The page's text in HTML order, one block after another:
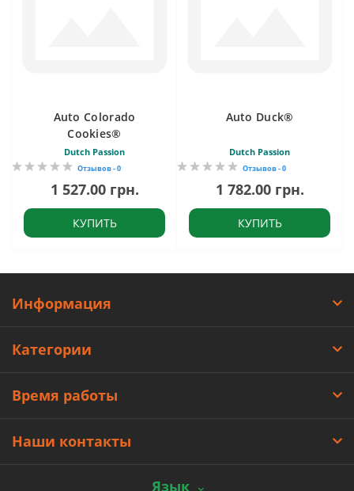
Auto Colorado
Cookies®
Dutch Passion
Отзывов - 0
1 527.00 грн.
КУПИТЬ
Auto Duck®
Dutch Passion
Отзывов - 0
1 782.00 грн.
КУПИТЬ
Информация
Категории
Время работы
Наши контакты
Язык